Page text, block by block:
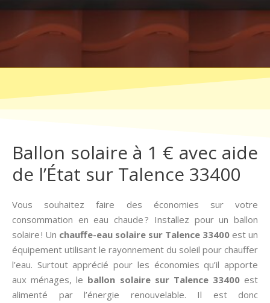
Ballon solaire à 1 € avec aide
de l’État sur Talence 33400
Vous souhaitez faire des économies sur votre
consommation en eau chaude ? Installez pour un ballon
solaire ! Un chauffe-eau solaire sur Talence 33400 est un
équipement utilisant le rayonnement du soleil pour chauffer
l’eau. Surtout apprécié pour les économies qu’il apporte
aux ménages, le ballon solaire sur Talence 33400 est
alimenté par l’énergie renouvelable. Il est donc